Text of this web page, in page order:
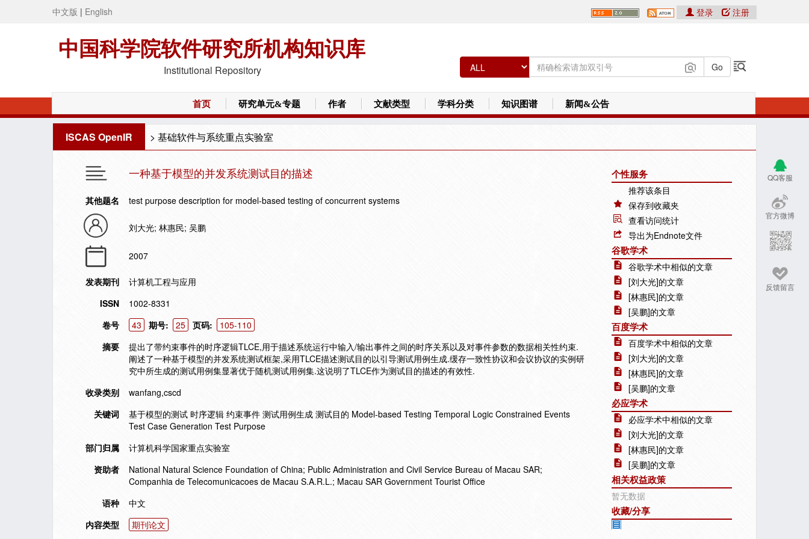
中文版 | English
中国科学院软件研究所机构知识库
Institutional Repository
登录 注册
首页 研究单元&专题 作者 文献类型 学科分类 知识图谱 新闻&公告
ISCAS OpenIR > 基础软件与系统重点实验室
QQ客服
官方微博
反馈留言
一种基于模型的并发系统测试目的描述
其他题名 test purpose description for model-based testing of concurrent systems
刘大光; 林惠民; 吴鹏
2007
发表期刊
计算机工程与应用
ISSN
1002-8331
卷号
43 期号: 25 页码:
105-110
摘要
提出了带约束事件的时序逻辑TLCE,用于描述系统运行中输入/输出事件之间的时序关系以及对事件参数的数据相关性约束.
阐述了一种基于模型的并发系统测试框架,采用TLCE描述测试目的以引导测试用例生成.缓存一致性协议和会议协议的实例研
究中所生成的测试用例集显著优于随机测试用例集.这说明了TLCE作为测试目的描述的有效性.
收录类别
wanfang,cscd
关键词
基于模型的测试 时序逻辑 约束事件 测试用例生成 测试目的 Model-based Testing Temporal Logic Constrained Events
Test Case Generation Test Purpose
部门归属
计算机科学国家重点实验室
资助者
National Natural Science Foundation of China; Public Administration and Civil Service Bureau of Macau SAR;
Companhia de Telecomunicacoes de Macau S.A.R.L.; Macau SAR Government Tourist Office
语种
中文
内容类型
期刊论文
个性服务
推荐该条目
保存到收藏夹
查看访问统计
导出为Endnote文件
谷歌学术
谷歌学术中相似的文章
[刘大光]的文章
[林惠民]的文章
[吴鹏]的文章
百度学术
百度学术中相似的文章
[刘大光]的文章
[林惠民]的文章
[吴鹏]的文章
必应学术
必应学术中相似的文章
[刘大光]的文章
[林惠民]的文章
[吴鹏]的文章
相关权益政策
暂无数据
收藏/分享